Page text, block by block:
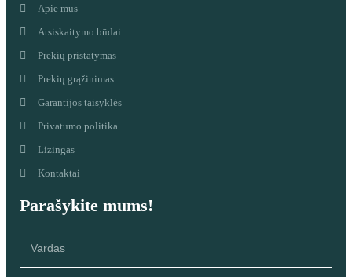
Apie mus
Atsiskaitymo būdai
Prekių pristatymas
Prekių grąžinimas
Garantijos taisyklės
Privatumo politika
Lizingas
Kontaktai
Parašykite mums!